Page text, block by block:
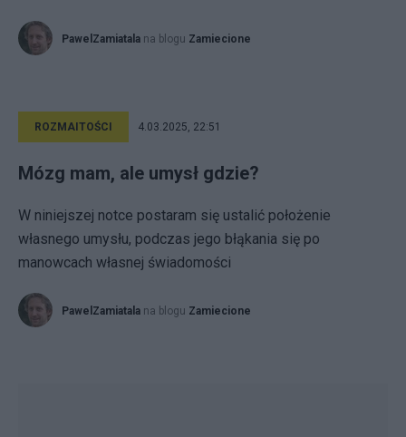
PawelZamiatala na blogu Zamiecione
ROZMAITOŚCI 4.03.2025, 22:51
Mózg mam, ale umysł gdzie?
W niniejszej notce postaram się ustalić położenie
własnego umysłu, podczas jego błąkania się po
manowcach własnej świadomości
PawelZamiatala na blogu Zamiecione